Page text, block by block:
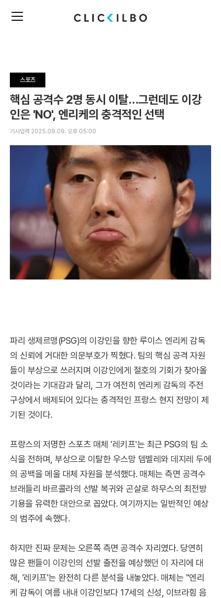
주
뉴
펼
치
기
스포츠
핵심 공격수 2명 동시 이탈…그런데도 이강
인은 'NO', 엔리케의 충격적인 선택
기사입력 2025.09.09. 오후 05:00
파리 생제르맹(PSG)의 이강인을 향한 루이스 엔리케 감독
의 신뢰에 거대한 의문부호가 찍혔다. 팀의 핵심 공격 자원
들이 부상으로 쓰러지며 이강인에게 절호의 기회가 찾아올
것이라는 기대감과 달리, 그가 여전히 엔리케 감독의 주전
구상에서 배제되어 있다는 충격적인 프랑스 현지 전망이 제
기된 것이다.
프랑스의 저명한 스포츠 매체 '레키프'는 최근 PSG의 팀 소
식을 전하며, 부상으로 이탈한 우스망 뎀벨레와 데지레 두에
의 공백을 메울 대체 자원을 분석했다. 매체는 측면 공격수
브래들리 바르콜라의 선발 복귀와 곤살로 하무스의 최전방
기용을 유력한 대안으로 꼽았다. 여기까지는 일반적인 예상
의 범주에 속했다.
하지만 진짜 문제는 오른쪽 측면 공격수 자리였다. 당연히
많은 팬들이 이강인의 선발 출전을 예상했던 이 자리에 대
해, '레키프'는 완전히 다른 분석을 내놓았다. 매체는 "엔리
케 감독이 여름 내내 이강인보다 17세의 신성, 이브라힘 음